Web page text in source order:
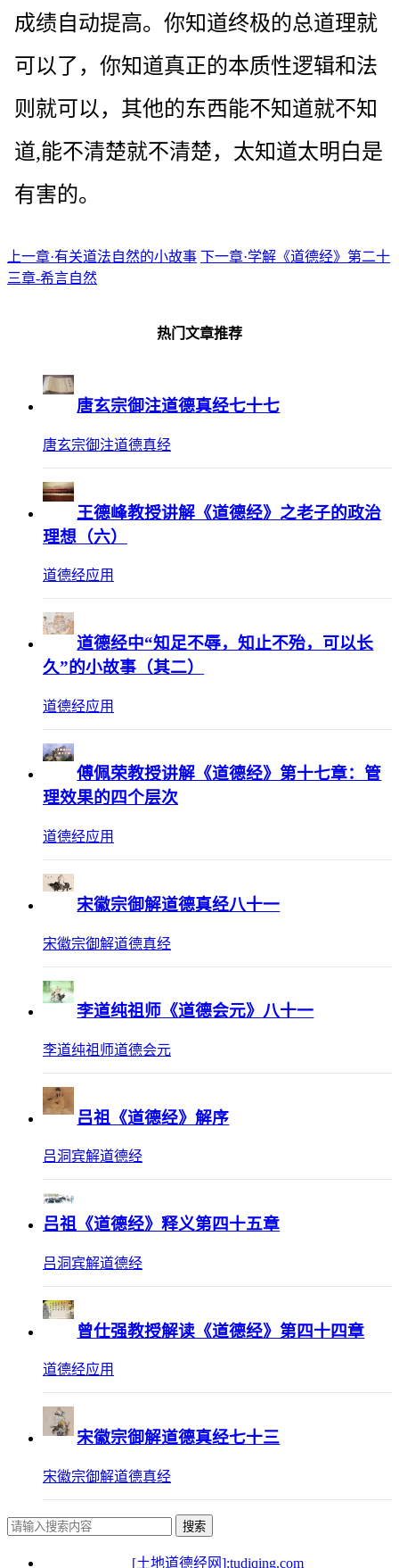
成绩自动提高。你知道终极的总道理就
可以了，你知道真正的本质性逻辑和法
则就可以，其他的东西能不知道就不知
道,能不清楚就不清楚，太知道太明白是
有害的。
上一章·有关道法自然的小故事 下一章·学解《道德经》第二十
三章-希言自然
热门文章推荐
唐玄宗御注道德真经七十七
唐玄宗御注道德真经
王德峰教授讲解《道德经》之老子的政治
理想（六）
道德经应用
道德经中“知足不辱，知止不殆，可以长
久”的小故事（其二）
道德经应用
傅佩荣教授讲解《道德经》第十七章：管
理效果的四个层次
道德经应用
宋徽宗御解道德真经八十一
宋徽宗御解道德真经
李道纯祖师《道德会元》八十一
李道纯祖师道德会元
吕祖《道德经》解序
吕洞宾解道德经
吕祖《道德经》释义第四十五章
吕洞宾解道德经
曾仕强教授解读《道德经》第四十四章
道德经应用
宋徽宗御解道德真经七十三
宋徽宗御解道德真经
搜索
[土地道德经网]:tudiqing.com